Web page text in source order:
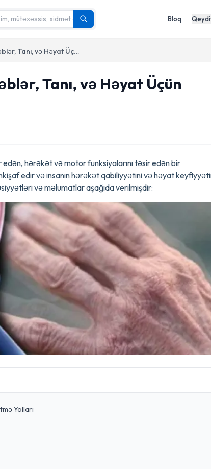
Bloq
Parkinson Xəstəliyi: Səbəblər, Tanı, və Həyat Üçün İdarə Yolları
Tanı, və Həyat Üçün
hərəkət və motor funksiyalarını təsir edən bir
edir və insanın hərəkət qabiliyyətini və həyat
və məlumatlar aşağıda verilmişdir:
Yolları